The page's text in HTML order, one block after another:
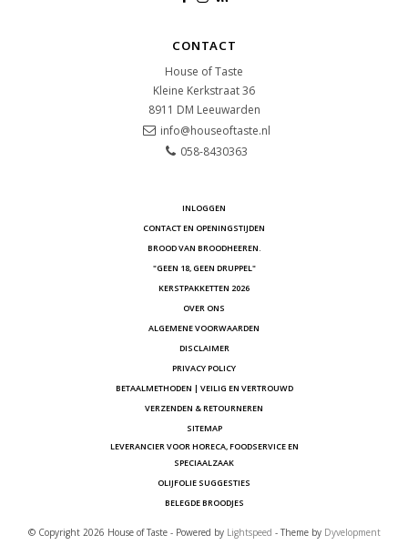
CONTACT
House of Taste
Kleine Kerkstraat 36
8911 DM Leeuwarden
info@houseoftaste.nl
058-8430363
INLOGGEN
CONTACT EN OPENINGSTIJDEN
BROOD VAN BROODHEEREN.
"GEEN 18, GEEN DRUPPEL"
KERSTPAKKETTEN 2026
OVER ONS
ALGEMENE VOORWAARDEN
DISCLAIMER
PRIVACY POLICY
BETAALMETHODEN | VEILIG EN VERTROUWD
VERZENDEN & RETOURNEREN
SITEMAP
LEVERANCIER VOOR HORECA, FOODSERVICE EN
SPECIAALZAAK
OLIJFOLIE SUGGESTIES
BELEGDE BROODJES
© Copyright 2026 House of Taste - Powered by Lightspeed - Theme by Dyvelopment